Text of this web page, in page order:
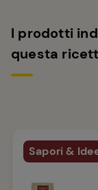
I prodotti
questa
Sapori &